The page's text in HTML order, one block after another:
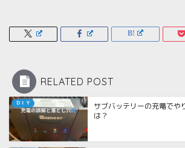
RELATED POST
ＤＩＹ
サブバッテリーの充電でや
は？